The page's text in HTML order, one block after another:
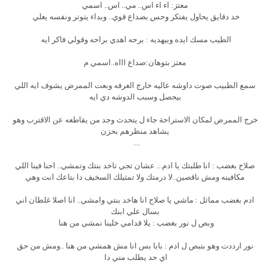
معتز: اء اء اس.. مي.. اس.. اسمي
خد دقايق يحاول يفتكر وحس بصداع قوي.. وبداء يتوتر ونفسه يعلي
الطيب مسك ايده وبيهديه : برحه اهدي براحه وقولي فاكر ايه
معتز بتوهان:صداع اااه..اسمي م
سمع الطبيب صوت داوشه عاليه خارج الغرفه وبعت الممرض يشوف ايه اللي
بيحصل وسبب الدوشه دي ايه
خرج الممرض لمكان الاستراحة جاء ل يتحدث وجد من يقاطعه عن الاقترب وهو
يشاهد منظرهم بحزن
....
صلاح بغضب : انا طلبتك يا ادم... عشان تجي تاخد بنتك وتمشي.. احنا فينا اللي
مكافينه ومش ناقصين..لا درمتك ولا تمثيلك السخيف دا بتاعك انت وهي
ادم بغضب مماثل : ماشي يا صلاح انا هاخد بنتي وامشي.. انا اصلا غلطان اني
بسال علي ابنك
وبص ل نور بغضب : يلا قدامي خلينا نمشي من هنا
نور ارددت وهو بتبص ل ادم : بابا بس انا مش همشي من هنا ..ومش من حق
اي حد يطلب مني دا